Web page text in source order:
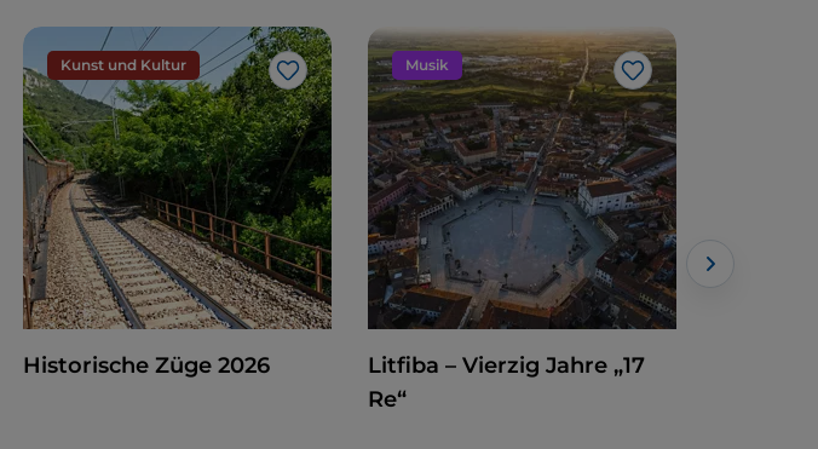
Kunst und Kultur
Like
Historische Züge 2026
Musik
Like
Litfiba – Vierzig Jahre „17
Re“